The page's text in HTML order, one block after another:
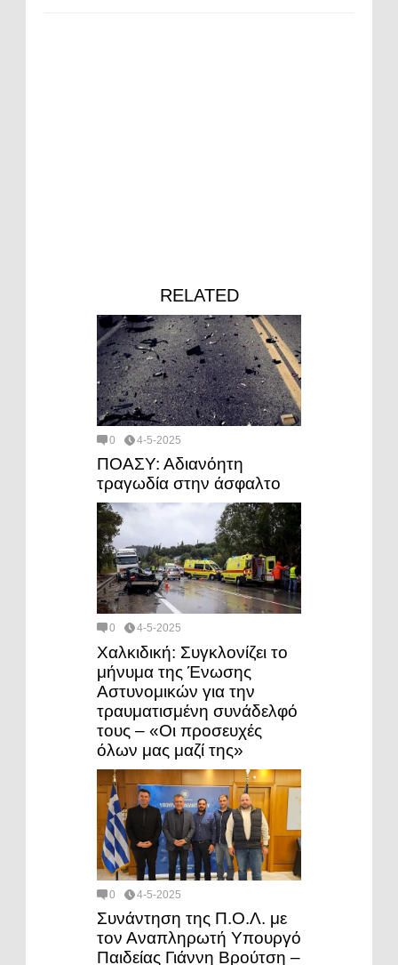
RELATED
0 4-5-2025
ΠΟΑΣΥ: Αδιανόητη
τραγωδία στην άσφαλτο
0 4-5-2025
Χαλκιδική: Συγκλονίζει το
μήνυμα της Ένωσης
Αστυνομικών για την
τραυματισμένη συνάδελφό
τους – «Οι προσευχές
όλων μας μαζί της»
0 4-5-2025
Συνάντηση της Π.Ο.Λ. με
τον Αναπληρωτή Υπουργό
Παιδείας Γιάννη Βρούτση –